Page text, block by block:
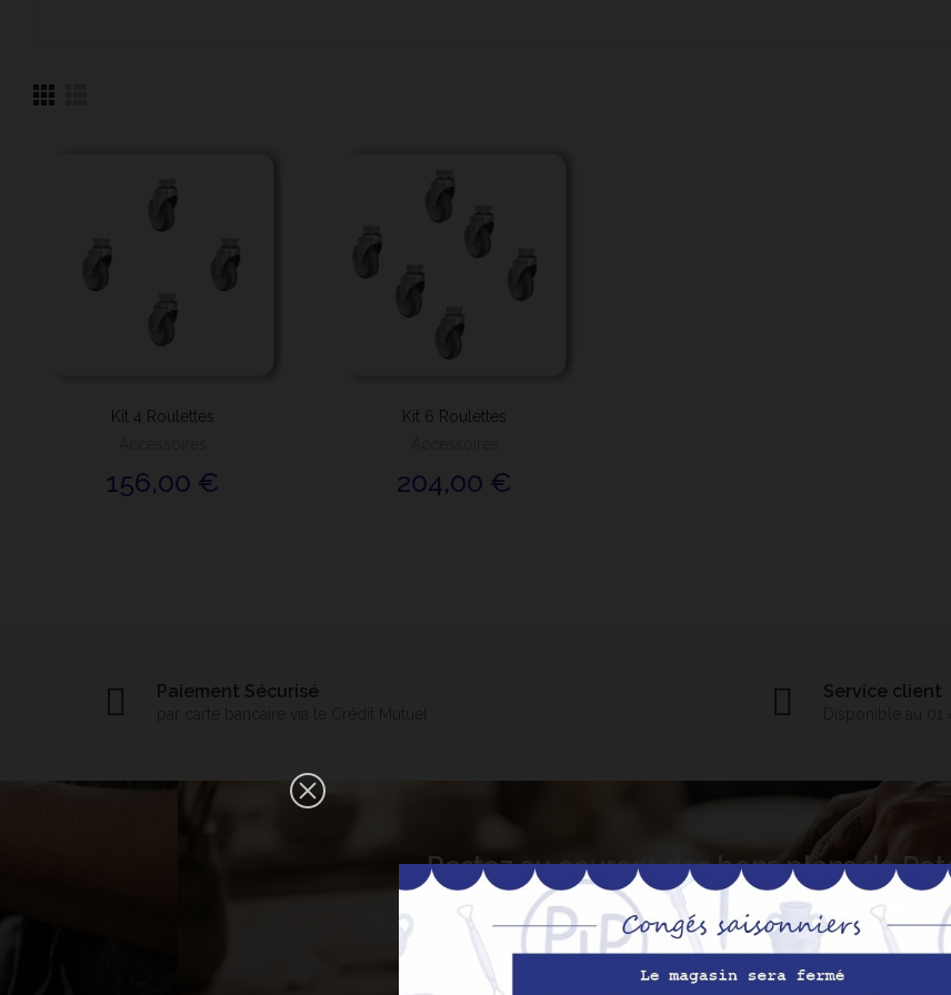
Kit 4 Roulettes
156,00 €
Kit 6 Roulettes
204,00 €
Paiement Sécurisé Service client
Restez au courant des bons plans de